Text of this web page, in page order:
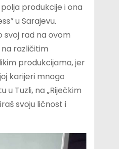
produkcije i ona
u Sarajevu.
svoj rad na ovom
različitim
produkcijama, jer
karijeri mnogo
Tuzli, na „Riječkim
svoju ličnost i